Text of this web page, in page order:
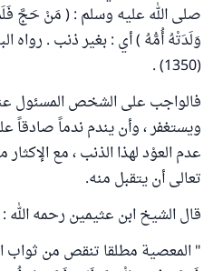
صلى الله عليه وسلم : ( مَنْ حَجَّ
(1350) .
فالواجب على الشخص المسئول
ويستغفر ، وأن يندم ندماً صادقاً
عدم العوْد لهذا الذنب ، مع
تعالى أن يتقبل منه.
قال الشيخ ابن عثيمين رحمه الله :
" المعصية مطلقا تنقص من ثواب